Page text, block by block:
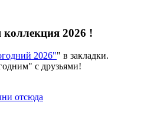
2026 !
2026"" в закладки.
с друзьями!
отсюда